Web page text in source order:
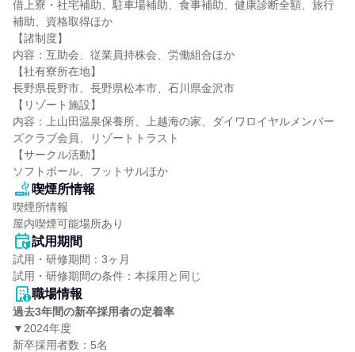
借上寮・社宅補助、駐車場補助、食事補助、健康診断全額、旅行
補助、資格取得ほか
【諸制度】
内容：互助会、従業員持株会、労働組合ほか
【社有寮所在地】
長野県長野市、長野県松本市、石川県金沢市
【リゾート施設】
内容：上山田温泉保養所、上越海の家、ダイワロイヤルメンバー
ズクラブ会員、リゾートトラスト
【サークル活動】
ソフトボール、フットサルほか
喫煙所情報
喫煙所情報
屋内喫煙可能場所あり
試用期間
試用・研修期間：3ヶ月
職場情報
過去3年間の新卒採用者の定着率
▼2024年度
新卒採用者数：5名